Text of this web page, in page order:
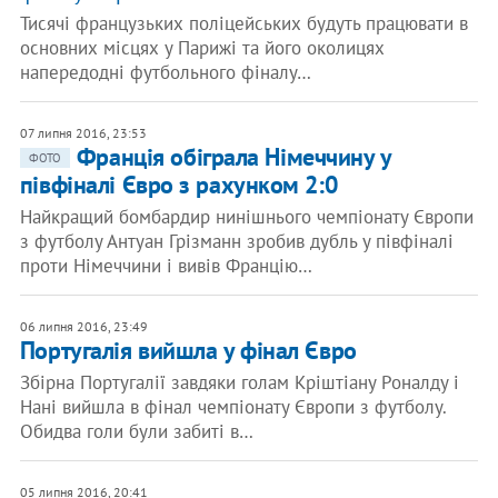
Тисячі французьких поліцейських будуть працювати в
основних місцях у Парижі та його околицях
напередодні футбольного фіналу…
07 липня 2016, 23:53
ФОТО
Франція обіграла Німеччину у
півфіналі Євро з рахунком 2:0
Найкращий бомбардир нинішнього чемпіонату Європи
з футболу Антуан Грізманн зробив дубль у півфіналі
проти Німеччини і вивів Францію…
06 липня 2016, 23:49
Португалія вийшла у фінал Євро
Збірна Португалії завдяки голам Кріштіану Роналду і
Нані вийшла в фінал чемпіонату Європи з футболу.
Обидва голи були забиті в…
05 липня 2016, 20:41